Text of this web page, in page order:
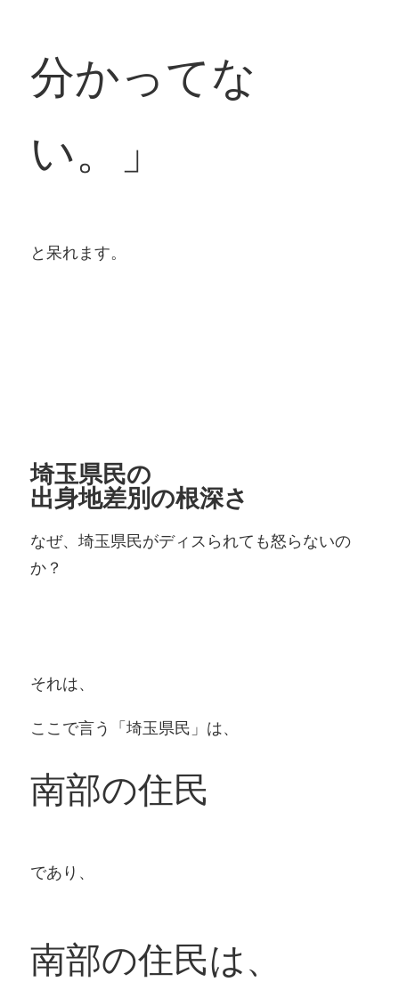
分かってな
い。」
と呆れます。
埼玉県民の
出身地差別の根深さ
なぜ、埼玉県民がディスられても怒らないの
か？
それは、
ここで言う「埼玉県民」は、
南部の住民
であり、
南部の住民は、